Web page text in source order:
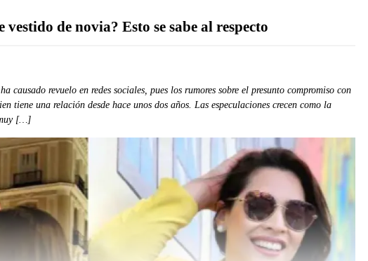
de novia? Esto se sabe al respecto
causado revuelo en redes sociales, pues los rumores sobre el presunto compromiso con
tiene una relación desde hace unos dos años. Las especulaciones crecen como la
[…]